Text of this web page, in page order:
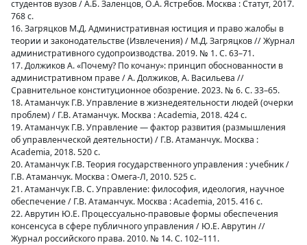
студентов вузов / А.Б. Заленцов, О.А. Ястребов. Москва : Статут, 2017.
768 с.
16. Загряцков М.Д. Административная юстиция и право жалобы в
теории и законодательстве (Извлечения) / М.Д. Загряцков // Журнал
административного судопроизводства. 2019. № 1. С. 63–71.
17. Должиков А. «Почему? По кочану»: принцип обоснованности в
административном праве / А. Должиков, А. Васильева //
Сравнительное конституционное обозрение. 2023. № 6. С. 33–65.
18. Атаманчук Г.В. Управление в жизнедеятельности людей (очерки
проблем) / Г.В. Атаманчук. Москва : Academia, 2018. 424 с.
19. Атаманчук Г.В. Управление — фактор развития (размышления
об управленческой деятельности) / Г.В. Атаманчук. Москва :
Academia, 2018. 520 с.
20. Атаманчук Г.В. Теория государственного управления : учебник /
Г.В. Атаманчук. Москва : Омега-Л, 2010. 525 с.
21. Атаманчук Г.В. С. Управление: философия, идеология, научное
обеспечение / Г.В. Атаманчук. Москва : Academia, 2015. 416 с.
22. Аврутин Ю.Е. Процессуально-правовые формы обеспечения
консенсуса в сфере публичного управления / Ю.Е. Аврутин //
Журнал российского права. 2010. № 14. С. 102–111.